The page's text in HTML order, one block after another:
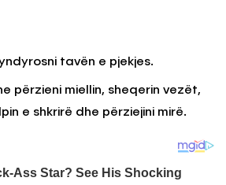
tavën e pjekjes.
përzieni miellin, sheqerin vezët,
e shkrirë dhe përziejini mirë.